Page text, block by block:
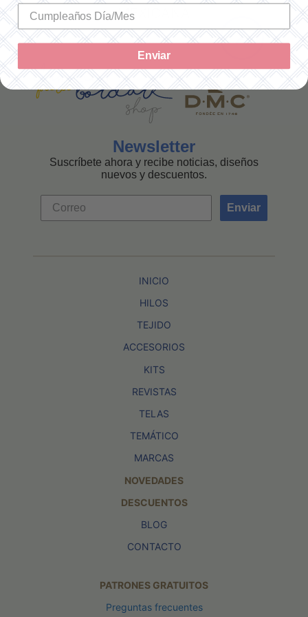
MEXICANA
Newsletter
Suscríbete ahora y recibe noticias, diseños
nuevos y descuentos.
Enviar
INICIO
HILOS
TEJIDO
ACCESORIOS
KITS
REVISTAS
TELAS
TEMÁTICO
MARCAS
NOVEDADES
DESCUENTOS
BLOG
CONTACTO
PATRONES GRATUITOS
Preguntas frecuentes
Enviar